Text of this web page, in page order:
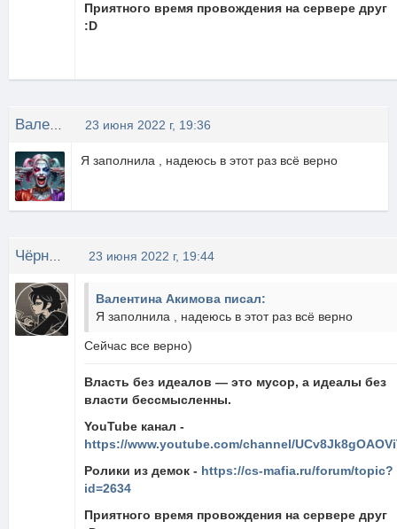
Приятного время провождения на сервере друг
:D
23 июня 2022 г, 19:36
Я заполнила , надеюсь в этот раз всё верно
23 июня 2022 г, 19:44
Валентина Акимова писал:
Я заполнила , надеюсь в этот раз всё верно
Сейчас все верно)
Власть без идеалов — это мусор, а идеалы без
власти бессмысленны.
YouTube канал -
https://www.youtube.com/channel/
Ролики из демок - https://cs-mafia.ru/forum/topic?
id=2634
Приятного время провождения на сервере друг